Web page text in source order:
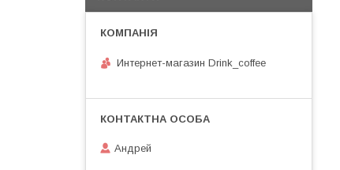
Интернет-магазин Drink_coffee
Андрей